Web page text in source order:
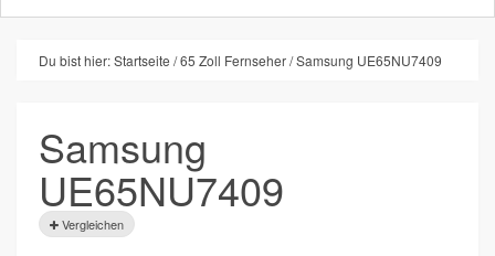
Du bist hier:Startseite 65 Zoll Fernseher Samsung UE65NU7409
Samsung
UE65NU7409
Vergleichen